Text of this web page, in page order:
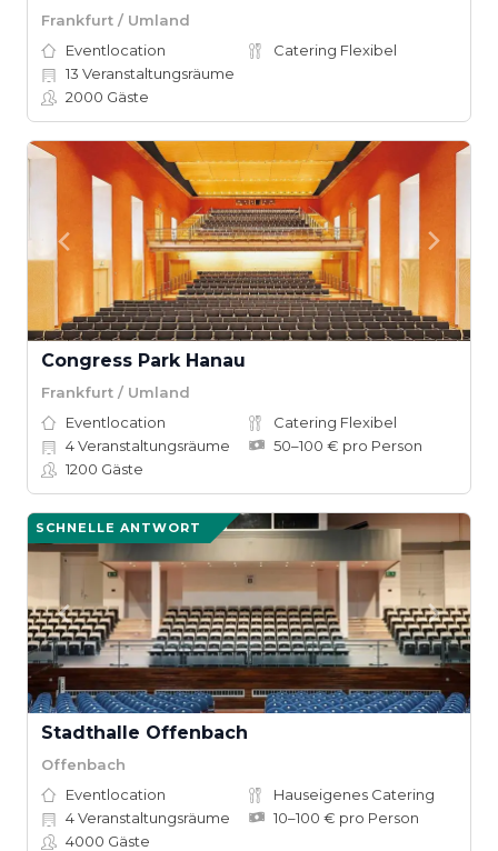
Frankfurt / Umland
Eventlocation
Catering Flexibel
13 Veranstaltungsräume
2000 Gäste
Congress Park Hanau
Frankfurt / Umland
Eventlocation
Catering Flexibel
4Veranstaltungsräume
50–100 € pro Person
1200 Gäste
SCHNELLE ANTWORT
Stadthalle Offenbach
Offenbach
Eventlocation
Hauseigenes Catering
4Veranstaltungsräume
10–100 € pro Person
4000 Gäste